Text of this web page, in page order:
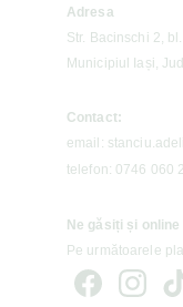
Contact:
email:
telefon: 0746 060
Adresa
Str. Bacinschi 2,
Municipiul Iași,
Ne găsiți și online
Pe următoarele